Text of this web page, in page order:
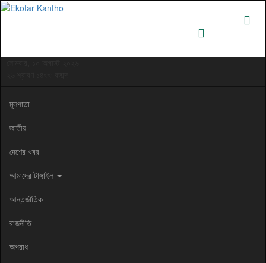
মূলপাতা
জাতীয়
দেশের খবর
আমাদের টাঙ্গাইল
আন্তর্জাতিক
রাজনীতি
অপরাধ